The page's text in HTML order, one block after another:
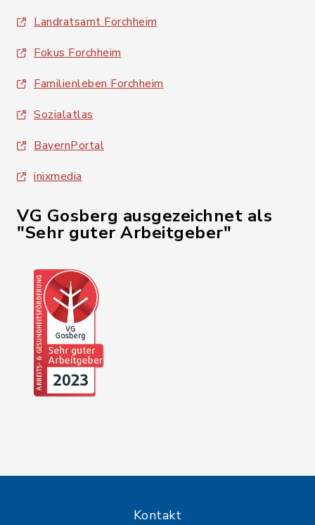
Landratsamt Forchheim
Fokus Forchheim
Familienleben Forchheim
Sozialatlas
BayernPortal
inixmedia
VG Gosberg ausgezeichnet als
"Sehr guter Arbeitgeber"
Kontakt